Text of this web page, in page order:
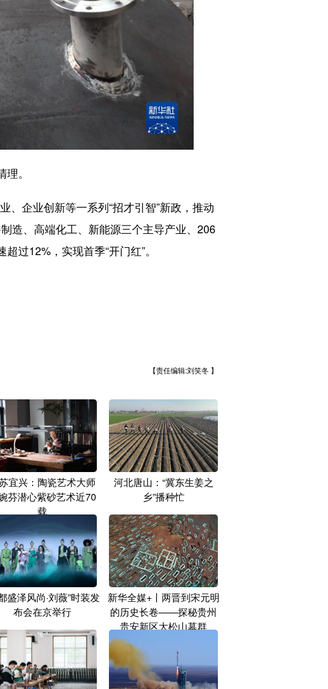
。
企业创新等一系列“招才引智”新政，推动
造、高端化工、新能源三个主导产业、206
过12%，实现首季“开门红”。
【责任编辑:刘笑冬 】
宜兴：陶瓷艺术大师
芬潜心紫砂艺术近70
载
河北唐山：“冀东生姜之
乡”播种忙
盛泽风尚·刘薇”时装发
布会在京举行
新华全媒+丨两晋到宋元明
的历史长卷——探秘贵州
贵安新区大松山墓群